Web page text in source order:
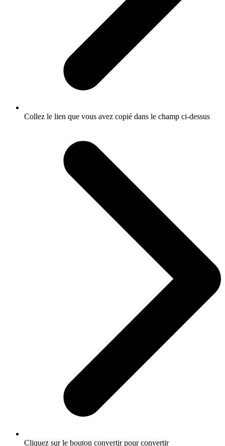
Collez le lien que vous avez copié dans le champ ci-dessus
Cliquez sur le bouton convertir pour convertir